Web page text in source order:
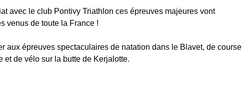
avec le club Pontivy Triathlon ces épreuves majeures vont
venus de toute la France !
aux épreuves spectaculaires de natation dans le Blavet, de course
et de vélo sur la butte de Kerjalotte.